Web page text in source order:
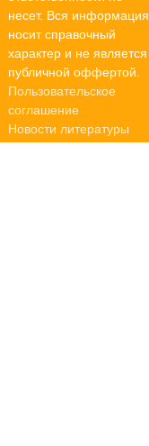
несет. Вся информация
носит справочный
характер и не является
публичной оффертой.
Пользовательское
соглашение
Новости литературы